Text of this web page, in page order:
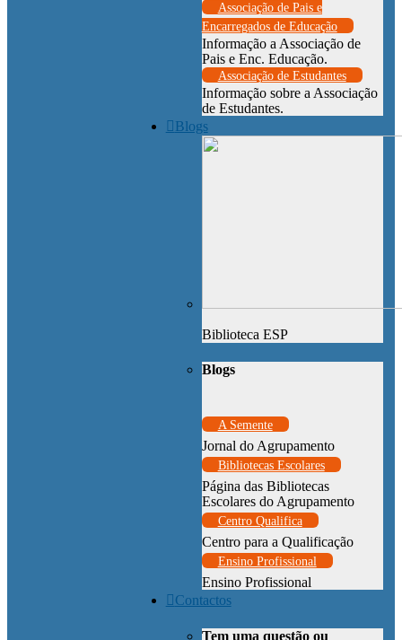
Associação de Pais e
Encarregados de Educação
Informação a Associação de
Pais e Enc. Educação.
Associação de Estudantes
Informação sobre a Associação
de Estudantes.
Blogs
Biblioteca ESP
Blogs
A Semente
Jornal do Agrupamento
Bibliotecas Escolares
Página das Bibliotecas
Escolares do Agrupamento
Centro Qualifica
Centro para a Qualificação
Ensino Profissional
Ensino Profissional
Contactos
Tem uma questão ou